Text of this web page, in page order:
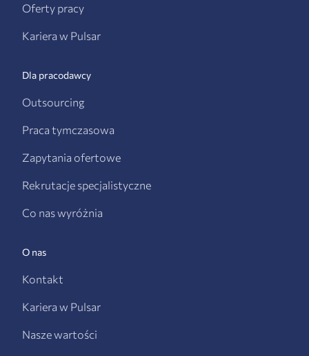
Oferty pracy
Kariera w Pulsar
Dla pracodawcy
Outsourcing
Praca tymczasowa
Zapytania ofertowe
Rekrutacje specjalistyczne
Co nas wyróżnia
O nas
Kontakt
Kariera w Pulsar
Nasze wartości